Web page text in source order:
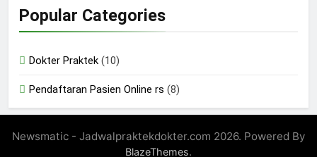
Popular Categories
Dokter Praktek (10)
Pendaftaran Pasien Online rs (8)
Newsmatic - Jadwalpraktekdokter.com 2026. Powered By
BlazeThemes.